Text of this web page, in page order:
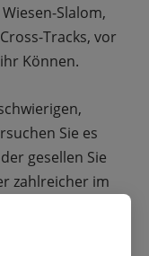
Slalom,
Tracks, vor
Können.
Sie es
gesellen Sie
zahlreicher im
Werk im